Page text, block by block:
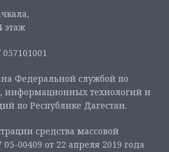
этаж
Федеральной службой по
информационных технологий и
по Республике Дагестан.
средства массовой
00409 от 22 апреля 2019 года